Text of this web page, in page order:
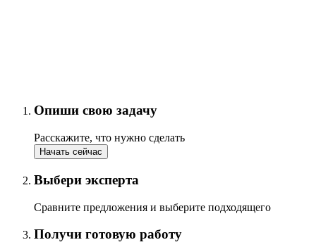
Опиши свою задачу
Расскажите, что нужно сделать
Начать сейчас
Выбери эксперта
Сравните предложения и выберите подходящего
Получи готовую работу